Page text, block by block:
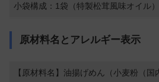
小袋構成：1袋（特製松茸風味オイル）
原材料名とアレルギー表示
【原材料名】油揚げめん（小麦粉（